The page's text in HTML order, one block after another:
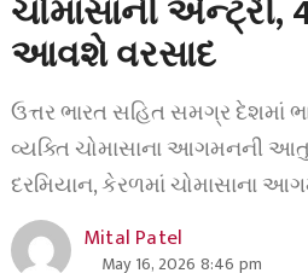
ચોમાસાની એન્ટ્રી,
આવશે વરસાદ
ઉત્તર ભારત સહિત સમગ્ર દેશમાં
વ્યક્તિ ચોમાસાના આગમનની
દરમિયાન, કેરળમાં ચોમાસાના
Mital Patel
May 16, 2026 8:46 pm